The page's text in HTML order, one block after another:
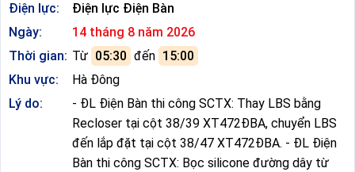
Điện lực:
Điện lực Điện Bàn
Ngày:
14 tháng 8 năm 2026
Thời gian: Từ 05:30 đến 15:00
Khu vực:
Hà Đông
Lý do:
- ĐL Điện Bàn thi công SCTX: Thay LBS bằng
Recloser tại cột 38/39 XT472ĐBA, chuyển LBS
đến lắp đặt tại cột 38/47 XT472ĐBA. - ĐL Điện
Bàn thi công SCTX: Bọc silicone đường dây từ